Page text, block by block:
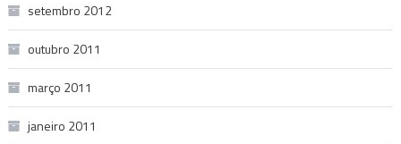
setembro 2012
outubro 2011
março 2011
janeiro 2011